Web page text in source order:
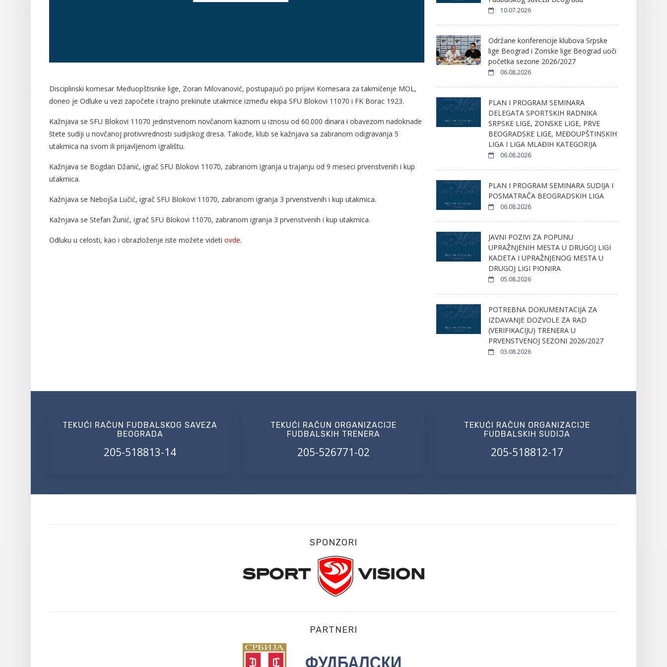
Disciplinski komesar Međuopštisnke lige, Zoran Milovanović, postupajući po prijavi Komesara za takmičenje MOL,
doneo je Odluke u vezi započete i trajno prekinute utakmice između ekipa SFU Blokovi 11070 i FK Borac 1923.
Kažnjava se SFU Blokovi 11070 jedinstvenom novčanom kaznom u iznosu od 60.000 dinara i obavezom nadoknade
štete sudiji u novčanoj protivvrednosti sudijskog dresa. Takođe, klub se kažnjava sa zabranom odigravanja 5
utakmica na svom ili prijavljenom igralištu.
Kažnjava se Bogdan Džanić, igrač SFU Blokovi 11070, zabranom igranja u trajanju od 9 meseci prvenstvenih i kup
utakmica.
Kažnjava se Nebojša Lučić, igrač SFU Blokovi 11070, zabranom igranja 3 prvenstvenih i kup utakmica.
Kažnjava se Stefan Žunić, igrač SFU Blokovi 11070, zabranom igranja 3 prvenstvenih i kup utakmica.
Odluku u celosti, kao i obrazloženje iste možete videti ovde.
10.07.2026
Održane konferencije klubova Srpske
lige Beograd i Zonske lige Beograd uoči
početka sezone 2026/2027
06.08.2026
PLAN I PROGRAM SEMINARA
DELEGATA SPORTSKIH RADNIKA
SRPSKE LIGE, ZONSKE LIGE, PRVE
BEOGRADSKE LIGE, MEĐOUPŠTINSKIH
LIGA I LIGA MLAĐIH KATEGORIJA
06.08.2026
PLAN I PROGRAM SEMINARA SUDIJA I
POSMATRAČA BEOGRADSKIH LIGA
06.08.2026
JAVNI POZIVI ZA POPUNU
UPRAŽNJENIH MESTA U DRUGOJ LIGI
KADETA I UPRAŽNJENOG MESTA U
DRUGOJ LIGI PIONIRA
05.08.2026
POTREBNA DOKUMENTACIJA ZA
IZDAVANJE DOZVOLE ZA RAD
(VERIFIKACIJU) TRENERA U
PRVENSTVENOJ SEZONI 2026/2027
03.08.2026
TEKUĆI RAČUN FUDBALSKOG SAVEZA
BEOGRADA
205-518813-14
TEKUĆI RAČUN ORGANIZACIJE
FUDBALSKIH TRENERA
205-526771-02
TEKUĆI RAČUN ORGANIZACIJE
FUDBALSKIH SUDIJA
205-518812-17
SPONZORI
PARTNERI